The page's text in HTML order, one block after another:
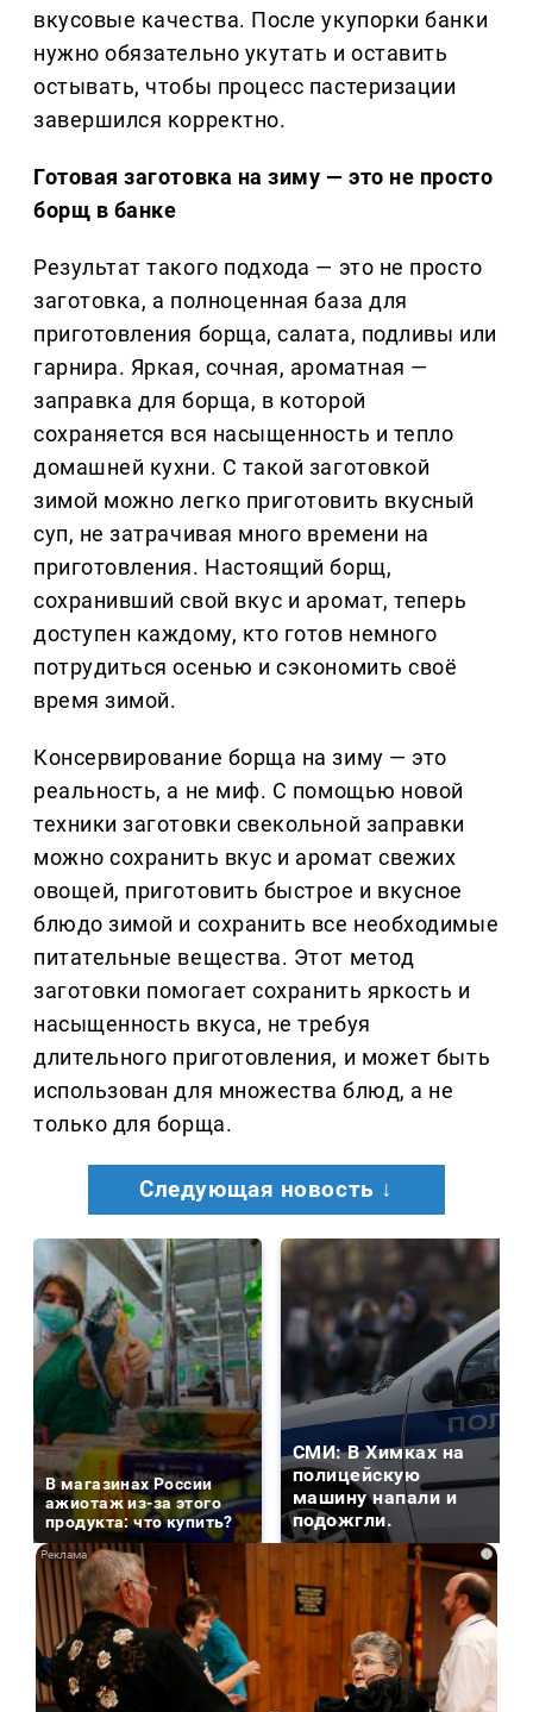
вкусовые качества. После укупорки банки
нужно обязательно укутать и оставить
остывать, чтобы процесс пастеризации
завершился корректно.
Готовая заготовка на зиму — это не просто
борщ в банке
Результат такого подхода — это не просто
заготовка, а полноценная база для
приготовления борща, салата, подливы или
гарнира. Яркая, сочная, ароматная —
заправка для борща, в которой
сохраняется вся насыщенность и тепло
домашней кухни. С такой заготовкой
зимой можно легко приготовить вкусный
суп, не затрачивая много времени на
приготовления. Настоящий борщ,
сохранивший свой вкус и аромат, теперь
доступен каждому, кто готов немного
потрудиться осенью и сэкономить своё
время зимой.
Консервирование борща на зиму — это
реальность, а не миф. С помощью новой
техники заготовки свекольной заправки
можно сохранить вкус и аромат свежих
овощей, приготовить быстрое и вкусное
блюдо зимой и сохранить все необходимые
питательные вещества. Этот метод
заготовки помогает сохранить яркость и
насыщенность вкуса, не требуя
длительного приготовления, и может быть
использован для множества блюд, а не
только для борща.
Следующая новость ↓
В магазинах России
ажиотаж из-за этого
продукта: что купить?
СМИ: В Химках на
полицейскую
машину напали и
подожгли.
i